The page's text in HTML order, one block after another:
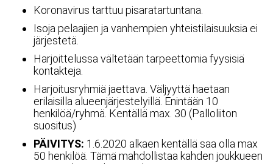
Koronavirus tarttuu pisaratartuntana.
Isoja pelaajien ja vanhempien yhteistilaisuuksia ei
järjestetä.
Harjoittelussa vältetään tarpeettomia fyysisiä
kontakteja.
Harjoitusryhmiä jaettava. Väljyyttä haetaan
erilaisilla alueenjärjestelyillä. Enintään 10
henkilöä/ryhmä. Kentällä max. 30 (Palloliiton
suositus)
PÄIVITYS: 1.6.2020 alkaen kentällä saa olla max
50 henkilöä. Tämä mahdollistaa kahden joukkueen